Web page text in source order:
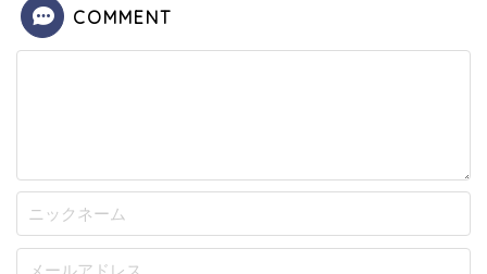
COMMENT